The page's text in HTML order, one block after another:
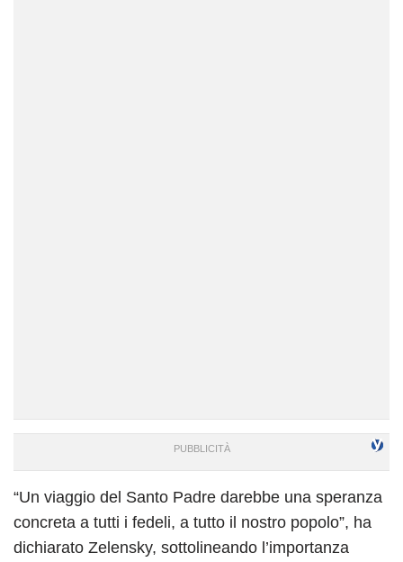
“Un viaggio del Santo Padre darebbe una speranza
concreta a tutti i fedeli, a tutto il nostro popolo”, ha
dichiarato Zelensky, sottolineando l’importanza